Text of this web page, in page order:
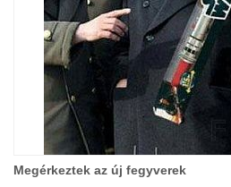
Megérkeztek az új fegyverek